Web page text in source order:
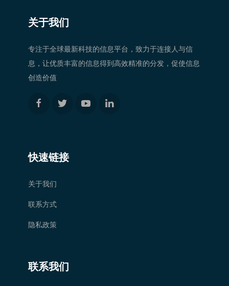
关于我们
专注于全球最新科技的信息平台，致力于连接人与信
息，让优质丰富的信息得到高效精准的分发，促使信息
创造价值
快速链接
关于我们
联系方式
隐私政策
联系我们